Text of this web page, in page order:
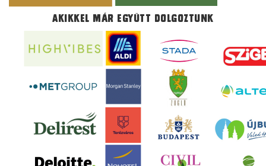
Akikkel már együtt dolgoztunk